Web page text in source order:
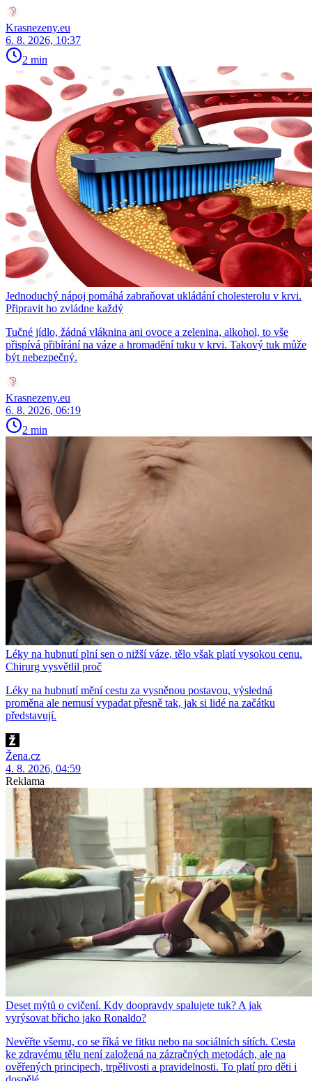
Krasnezeny.eu
6. 8. 2026, 10:37
2 min
Jednoduchý nápoj pomáhá zabraňovat ukládání cholesterolu v krvi.
Připravit ho zvládne každý
Tučné jídlo, žádná vláknina ani ovoce a zelenina, alkohol, to vše
přispívá přibírání na váze a hromadění tuku v krvi. Takový tuk může
být nebezpečný.
Krasnezeny.eu
6. 8. 2026, 06:19
2 min
Léky na hubnutí plní sen o nižší váze, tělo však platí vysokou cenu.
Chirurg vysvětlil proč
Léky na hubnutí mění cestu za vysněnou postavou, výsledná
proměna ale nemusí vypadat přesně tak, jak si lidé na začátku
představují.
Žena.cz
4. 8. 2026, 04:59
Reklama
Deset mýtů o cvičení. Kdy doopravdy spalujete tuk? A jak
vyrýsovat břicho jako Ronaldo?
Nevěřte všemu, co se říká ve fitku nebo na sociálních sítích. Cesta
ke zdravému tělu není založená na zázračných metodách, ale na
ověřených principech, trpělivosti a pravidelnosti. To platí pro děti i